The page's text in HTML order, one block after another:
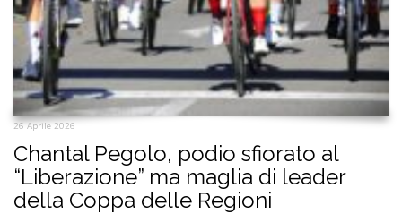
26 Aprile 2026
Chantal Pegolo, podio sfiorato al
“Liberazione” ma maglia di leader
della Coppa delle Regioni